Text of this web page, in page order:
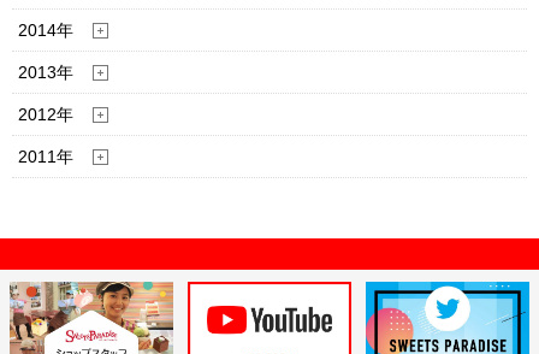
2014年
2013年
2012年
2011年